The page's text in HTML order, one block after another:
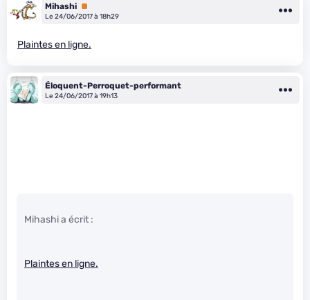
Mihashi Premium
Le 24/06/2017 à 18h29
Plaintes en ligne.
Éloquent-Perroquet-performant
Le 24/06/2017 à 19h13
Mihashi a écrit :
Plaintes en ligne.